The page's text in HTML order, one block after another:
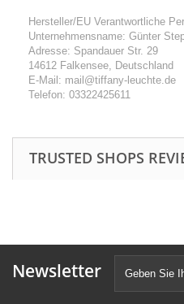
Hersteller/EU Verantwortliche
Unternehmensname: Günter
Adresse: Spandauer Str. 29
14612 Falkensee, Deutschland
E-Mail: mail@tiffany-leuchte.de
Telefon: 03322425611
TRUSTED SHOPS
Newsletter